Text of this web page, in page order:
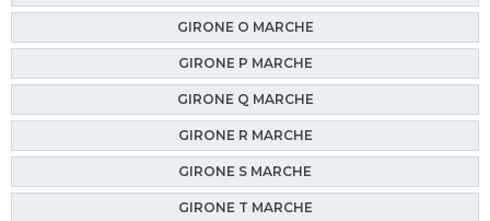
GIRONE O MARCHE
GIRONE P MARCHE
GIRONE Q MARCHE
GIRONE R MARCHE
GIRONE S MARCHE
GIRONE T MARCHE